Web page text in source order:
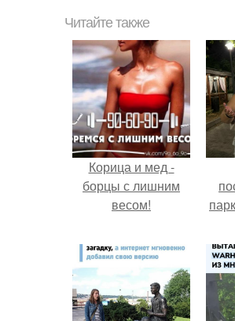
Читайте также
Корица и мед -
борцы с лишним
весом!